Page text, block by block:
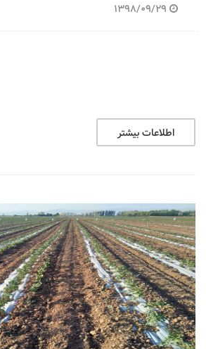
1398/09/29
اطلاعات بیشتر